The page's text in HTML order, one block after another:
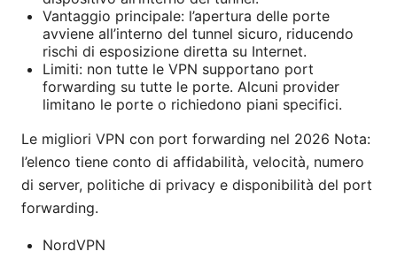
Vantaggio principale: l’apertura delle porte
avviene all’interno del tunnel sicuro, riducendo
rischi di esposizione diretta su Internet.
Limiti: non tutte le VPN supportano port
forwarding su tutte le porte. Alcuni provider
limitano le porte o richiedono piani specifici.
Le migliori VPN con port forwarding nel 2026 Nota:
l’elenco tiene conto di affidabilità, velocità, numero
di server, politiche di privacy e disponibilità del port
forwarding.
NordVPN